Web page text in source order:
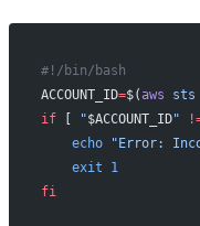
#!/bin/bash
ACCOUNT_ID=$(aws sts
if [ "$ACCOUNT_ID"
    echo
"Error:
    exit
1
fi